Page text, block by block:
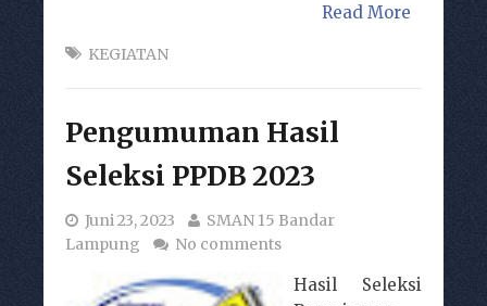
Read More
KEGIATAN
Pengumuman Hasil
Seleksi PPDB 2023
Juni 23, 2023
SMAN 15 Bandar
Lampung
No comments
Hasil Seleksi